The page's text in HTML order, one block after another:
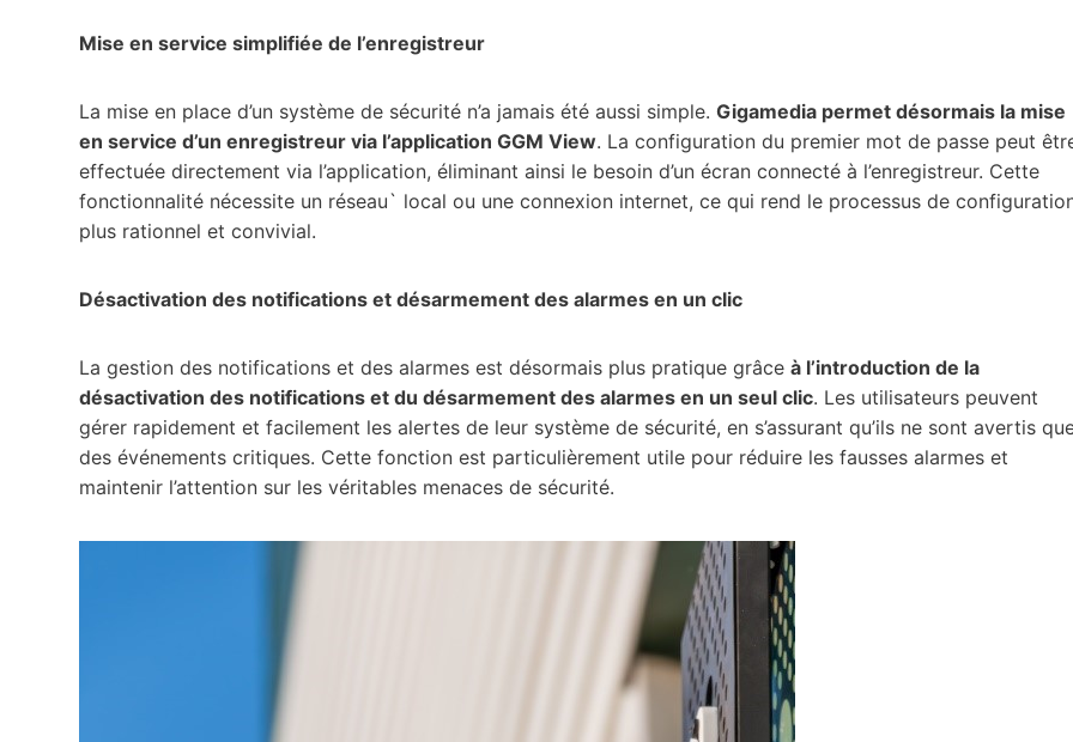
Mise en service simplifiée de l’enregistreur
La mise en place d’un système de sécurité n’a jamais été aussi simple. Gigamedia permet désormais la mise
en service d’un enregistreur via l’application GGM View. La configuration du premier mot de passe peut
effectuée directement via l’application, éliminant ainsi le besoin d’un écran connecté à l’enregistreur. Cette
fonctionnalité nécessite un réseau` local ou une connexion internet, ce qui rend le processus de
plus rationnel et convivial.
Désactivation des notifications et désarmement des alarmes en un clic
La gestion des notifications et des alarmes est désormais plus pratique grâce à l’introduction de la
désactivation des notifications et du désarmement des alarmes en un seul clic. Les utilisateurs peuvent
gérer rapidement et facilement les alertes de leur système de sécurité, en s’assurant qu’ils ne sont avertis
des événements critiques. Cette fonction est particulièrement utile pour réduire les fausses alarmes et
maintenir l’attention sur les véritables menaces de sécurité.